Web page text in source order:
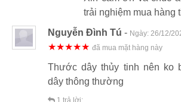
trải nghiệm mua hàng
Nguyễn Đình Tú - Ngày: 26/12/
★★★★★ đã mua mặt hàng này
Thước dây thủy tinh nên ko
dây thông thường